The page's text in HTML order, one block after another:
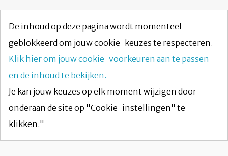
De inhoud op deze pagina wordt momenteel
geblokkeerd om jouw cookie-keuzes te respecteren.
Klik hier om jouw cookie-voorkeuren aan te passen
en de inhoud te bekijken.
Je kan jouw keuzes op elk moment wijzigen door
onderaan de site op "Cookie-instellingen" te
klikken."